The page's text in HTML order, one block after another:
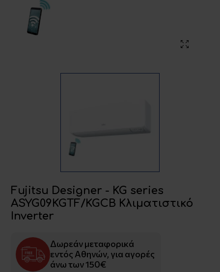
Fujitsu Designer - KG series
ASYG09KGTF/KGCB Κλιματιστικό
Inverter
Δωρεάν μεταφορικά
εντός Αθηνών, για αγορές
άνω των 150€